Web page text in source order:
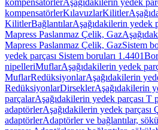
kompensatörlerAşağıdakilerin yedek
kompensatörlerKılavuzlarKilitler
KilitlerBağlantılarAşağıdakilerin yedek
Mapress Paslanmaz Çelik, Gaz
Mapress Paslanmaz Çelik, GazSistem
yedek parçası Sistem boruları 1.4401
nipelleriMuflarAşağıdakilerin yedek
MuflarRedüksiyonlarAşağıdakilerin
RedüksiyonlarDirseklerAşağıdakilerin
parçalarAşağıdakilerin yedek parçası T
adaptörlerAşağıdakilerin yedek parçası
adaptörlerAdaptörler ve bağlantılar,